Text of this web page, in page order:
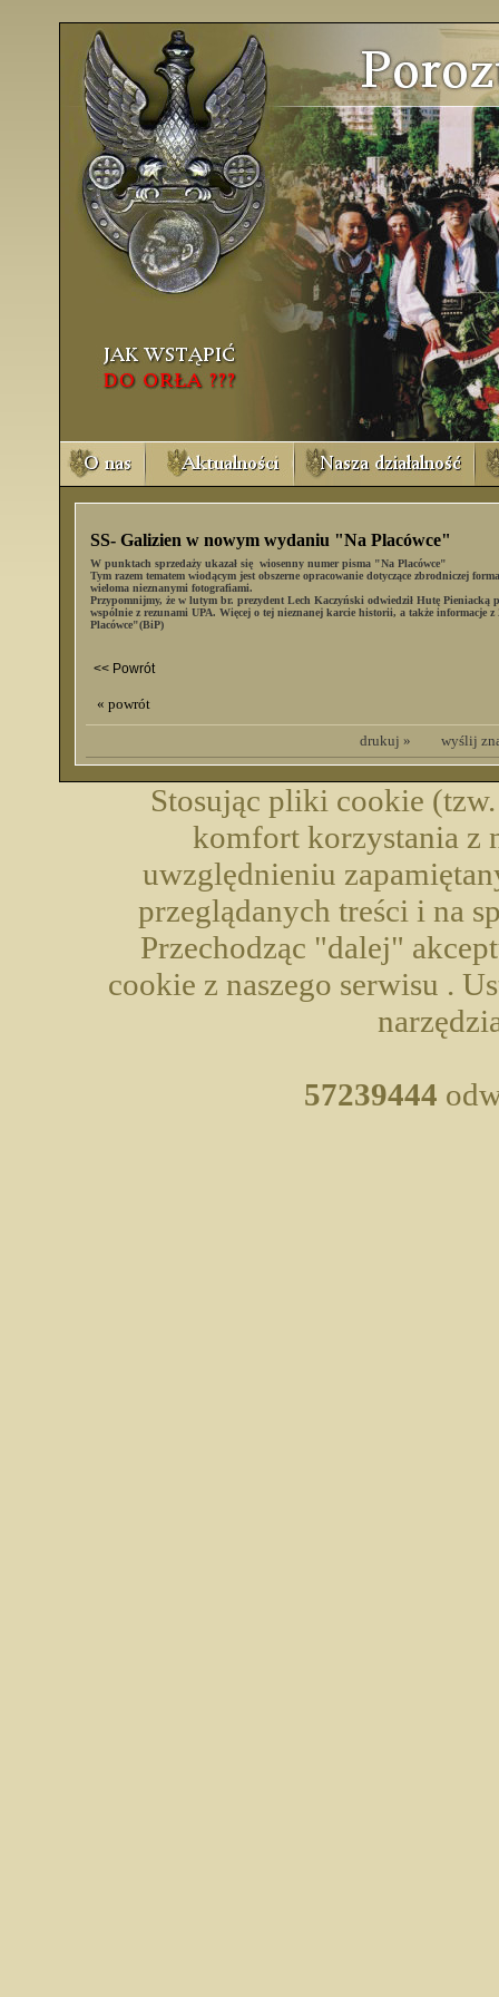
SS- Galizien w nowym wydaniu "Na Placówce"
W punktach sprzedaży ukazał się wiosenny numer pisma "Na Placówce"
Tym razem tematem wiodącym jest obszerne opracowanie dotyczące zbrodniczej
wieloma nieznanymi fotografiami.
Przypomnijmy, że w lutym br. prezydent Lech Kaczyński odwiedził Hutę
wspólnie z rezunami UPA. Więcej o tej nieznanej karcie historii, a także informacje
Placówce"(BiP)
<< Powrót
« powrót
drukuj » wyślij
Stosując pliki cookie
komfort korzystania z
uwzględnieniu
przeglądanych treści i na
Przechodząc "dalej"
cookie z naszego serwisu .
57239444